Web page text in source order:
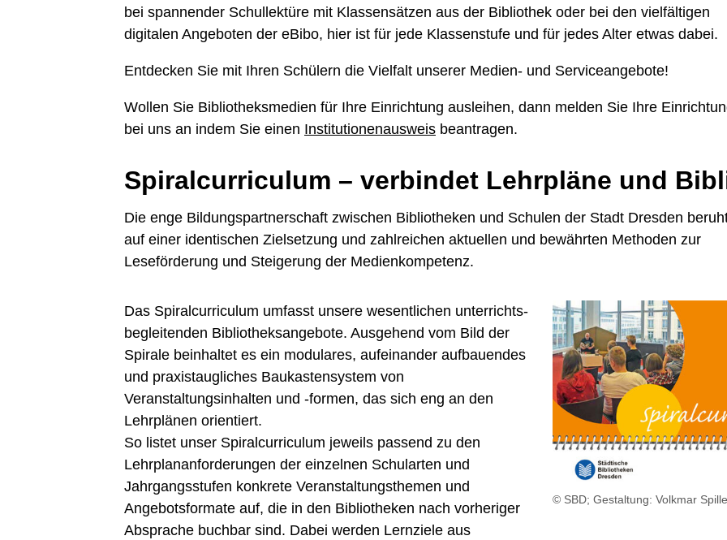
bei spannender Schullektüre mit Klassen­sätzen aus der Bibliothek oder bei den vielfältigen
digitalen Angeboten der eBibo, hier ist für jede Klassenstufe und für jedes Alter etwas dabei.
Entdecken Sie mit Ihren Schülern die Vielfalt unserer Medien- und Serviceangebote!
Wollen Sie Bibliotheksmedien für Ihre Einrichtung ausleihen, dann melden Sie Ihre
bei uns an indem Sie einen Institutionenausweis beantragen.
Spiralcurriculum – verbindet Lehrpläne und
Die enge Bildungspartnerschaft zwischen Bibliotheken und Schulen der Stadt Dresden
auf einer identischen Zielsetzung und zahlreichen aktuellen und bewährten Methoden zur
Leseförderung und Steigerung der Medienkompetenz.
Das Spiralcurriculum umfasst unsere wesentlichen unterrichts­
begleitenden Bibliotheksangebote. Ausgehend vom Bild der
Spirale beinhaltet es ein modulares, aufeinander aufbauendes
und praxis­taugliches Baukastensystem von
Veranstaltungsinhalten und -formen, das sich eng an den
Lehrplänen orientiert.
So listet unser Spiralcurriculum jeweils passend zu den
Lehrplan­anforderungen der einzelnen Schularten und
Jahrgangsstufen konkrete Veranstaltungsthemen und
Angebotsformate auf, die in den Bibliotheken nach vorheriger
Absprache buchbar sind. Dabei werden Lernziele aus
© SBD; Gestaltung: Volkmar